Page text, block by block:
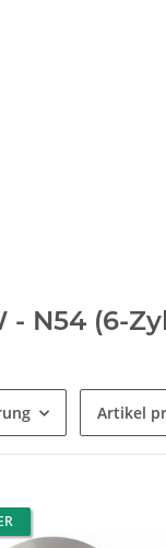
- N54 (6-
Artikel